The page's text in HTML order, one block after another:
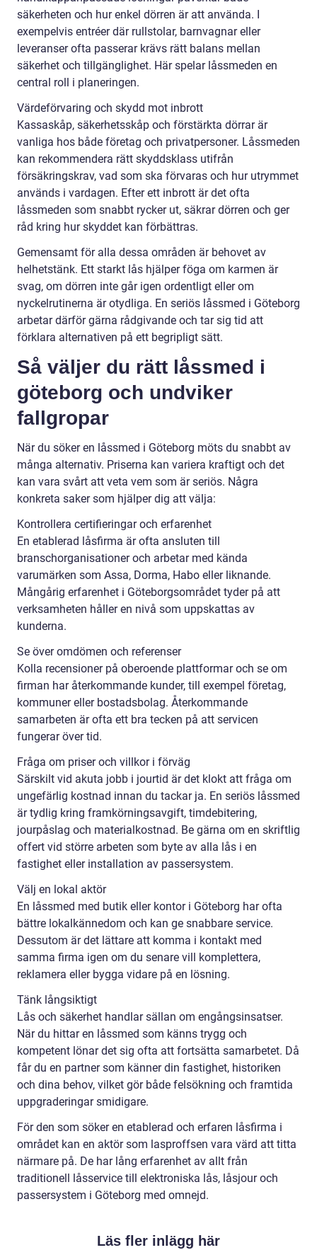
säkerheten och hur enkel dörren är att använda. I
exempelvis entréer där rullstolar, barnvagnar eller
leveranser ofta passerar krävs rätt balans mellan
säkerhet och tillgänglighet. Här spelar låssmeden en
central roll i planeringen.
Värdeförvaring och skydd mot inbrott
Kassaskåp, säkerhetsskåp och förstärkta dörrar är
vanliga hos både företag och privatpersoner. Låssmeden
kan rekommendera rätt skyddsklass utifrån
försäkringskrav, vad som ska förvaras och hur utrymmet
används i vardagen. Efter ett inbrott är det ofta
låssmeden som snabbt rycker ut, säkrar dörren och ger
råd kring hur skyddet kan förbättras.
Gemensamt för alla dessa områden är behovet av
helhetstänk. Ett starkt lås hjälper föga om karmen är
svag, om dörren inte går igen ordentligt eller om
nyckelrutinerna är otydliga. En seriös låssmed i Göteborg
arbetar därför gärna rådgivande och tar sig tid att
förklara alternativen på ett begripligt sätt.
Så väljer du rätt låssmed i
göteborg och undviker
fallgropar
När du söker en låssmed i Göteborg möts du snabbt av
många alternativ. Priserna kan variera kraftigt och det
kan vara svårt att veta vem som är seriös. Några
konkreta saker som hjälper dig att välja:
Kontrollera certifieringar och erfarenhet
En etablerad låsfirma är ofta ansluten till
branschorganisationer och arbetar med kända
varumärken som Assa, Dorma, Habo eller liknande.
Mångårig erfarenhet i Göteborgsområdet tyder på att
verksamheten håller en nivå som uppskattas av
kunderna.
Se över omdömen och referenser
Kolla recensioner på oberoende plattformar och se om
firman har återkommande kunder, till exempel företag,
kommuner eller bostadsbolag. Återkommande
samarbeten är ofta ett bra tecken på att servicen
fungerar över tid.
Fråga om priser och villkor i förväg
Särskilt vid akuta jobb i jourtid är det klokt att fråga om
ungefärlig kostnad innan du tackar ja. En seriös låssmed
är tydlig kring framkörningsavgift, timdebitering,
jourpåslag och materialkostnad. Be gärna om en skriftlig
offert vid större arbeten som byte av alla lås i en
fastighet eller installation av passersystem.
Välj en lokal aktör
En låssmed med butik eller kontor i Göteborg har ofta
bättre lokalkännedom och kan ge snabbare service.
Dessutom är det lättare att komma i kontakt med
samma firma igen om du senare vill komplettera,
reklamera eller bygga vidare på en lösning.
Tänk långsiktigt
Lås och säkerhet handlar sällan om engångsinsatser.
När du hittar en låssmed som känns trygg och
kompetent lönar det sig ofta att fortsätta samarbetet. Då
får du en partner som känner din fastighet, historiken
och dina behov, vilket gör både felsökning och framtida
uppgraderingar smidigare.
För den som söker en etablerad och erfaren låsfirma i
området kan en aktör som lasproffsen vara värd att titta
närmare på. De har lång erfarenhet av allt från
traditionell låsservice till elektroniska lås, låsjour och
passersystem i Göteborg med omnejd.
Läs fler inlägg här